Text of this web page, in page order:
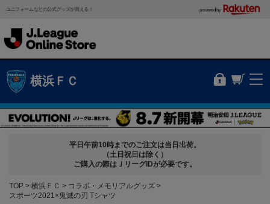
ユニフォームなどの公式グッズが買える！ powered by
横浜ＦＣ
平日午前10時までのご注文は当日出荷。
（土日祝日は除く）
ご購入の際はＪリーグIDが必要です。
TOP 横浜ＦＣ
コラボ・メモリアルグッズ
スポーツ2021×鬼滅の刃 Tシャツ